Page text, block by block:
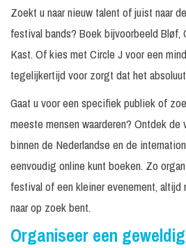
Zoekt u naar nieuw talent of juist naar
festival bands? Boek bijvoorbeeld Bløf,
Kast. Of kies met Circle J voor een
tegelijkertijd voor zorgt dat het
Gaat u voor een specifiek publiek of
meeste mensen waarderen? Ontdek de
binnen de Nederlandse en de
eenvoudig online kunt boeken. Zo
festival of een kleiner evenement, altijd
naar op zoek bent.
Organiseer een